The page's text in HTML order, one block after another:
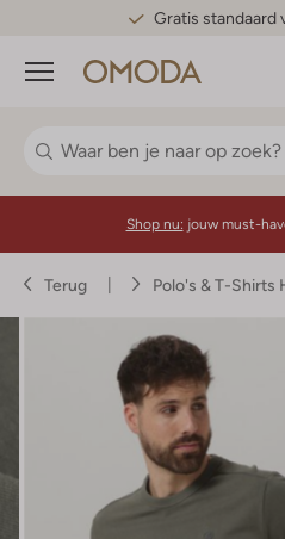
Gratis standaard
Menu
Shop nu: jouw must-
Terug Polo's & T-Shirts